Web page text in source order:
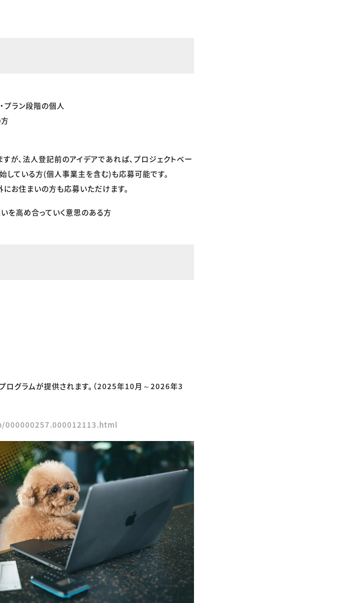
プラン段階の個人
が、法人登記前のアイデアであれば、プロジェクトベー
している方(個人事業主を含む)も応募可能です。
お住まいの方も応募いただけます。
を高め合っていく意思のある方
ログラムが提供されます。（2025年10月～2026年3